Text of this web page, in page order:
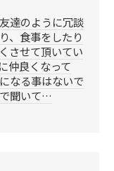
達のように冗談
、食事をしたり
させて頂いてい
仲良くなって
なる事はないで
聞いて…